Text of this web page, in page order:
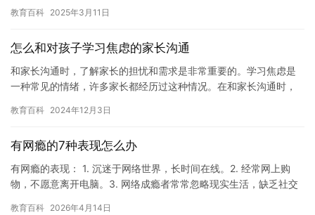
教育百科 2025年3月11日
怎么和对孩子学习焦虑的家长沟通
和家长沟通时，了解家长的担忧和需求是非常重要的。学习焦虑是
一种常见的情绪，许多家长都经历过这种情况。在和家长沟通时，
我们…
教育百科 2024年12月3日
有网瘾的7种表现怎么办
有网瘾的表现： 1. 沉迷于网络世界，长时间在线。2. 经常网上购
物，不愿意离开电脑。3. 网络成瘾者常常忽略现实生活，缺乏社交
教育百科 2026年4月14日